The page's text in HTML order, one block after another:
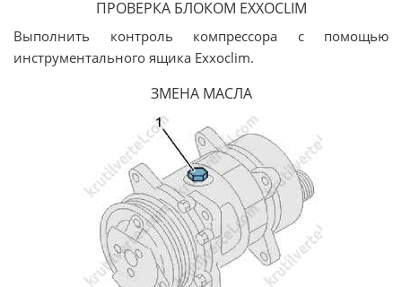
ПРОВЕРКА БЛОКОМ EXXOCLIM
Выполнить контроль компрессора с помощью
инструментального ящика Exxoclim.
ЗМЕНА МАСЛА